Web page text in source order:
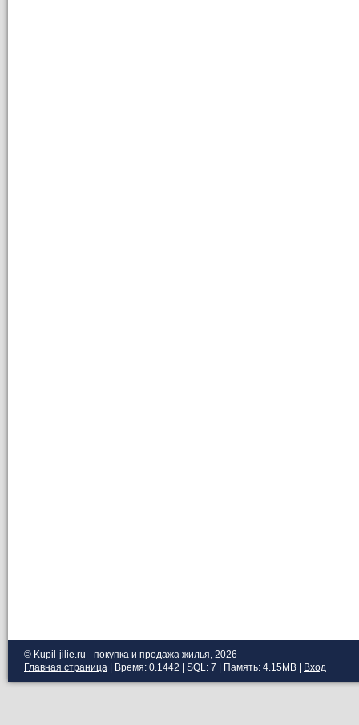
© Kupil-jilie.ru - покупка и продажа жилья, 2026
Главная страница | Время: 0.1442 | SQL: 7 | Память: 4.15MB Вход